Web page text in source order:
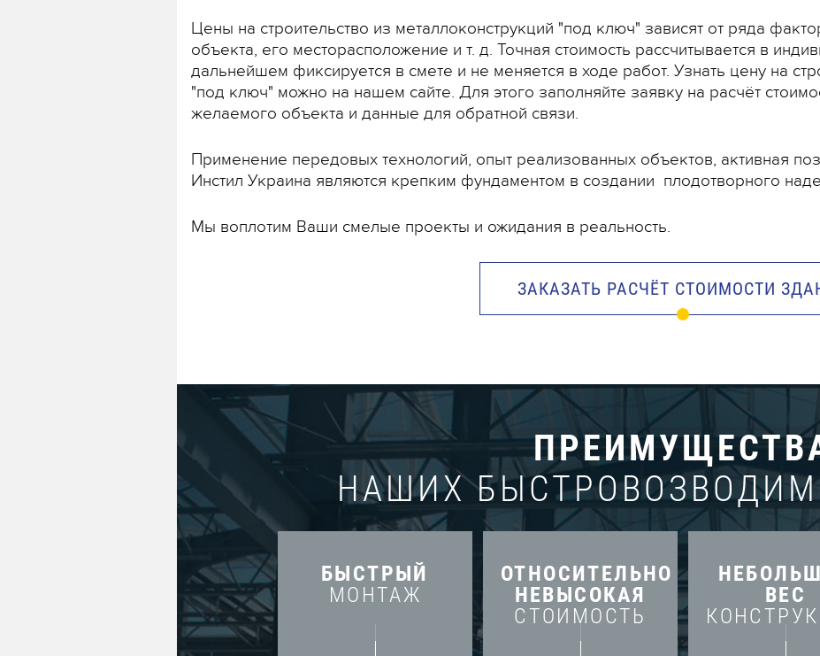
Цены на строительство из металлоконструкций "под ключ" зависят от ряда
объекта, его месторасположение и т. д. Точная стоимость рассчитывается в
дальнейшем фиксируется в смете и не меняется в ходе работ. Узнать цену на
"под ключ" можно на нашем сайте. Для этого заполняйте заявку на расчёт
желаемого объекта и данные для обратной связи.
Применение передовых технологий, опыт реализованных объектов, активная
Инстил Украина являются крепким фундаментом в создании плодотворного
Мы воплотим Ваши смелые проекты и ожидания в реальность.
ЗАКАЗАТЬ РАСЧЁТ СТОИМОСТИ
НАШИХ
БЫСТРЫЙ
МОНТАЖ
ОТНОСИТЕЛЬНО
НЕВЫСОКАЯ
СТОИМОСТЬ
ВЕС